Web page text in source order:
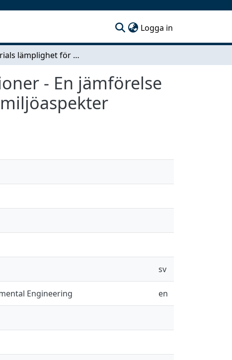
Logga in
Materials lämplighet för bullerskärmskonstruktioner - En jämförelse med avseende på ljudreduktion, kostnader och miljöaspekter
- En jämförelse
sv
Engineering en